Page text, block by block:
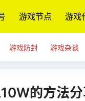
游戏节点 游戏
游戏防封 游戏杂谈
的方法